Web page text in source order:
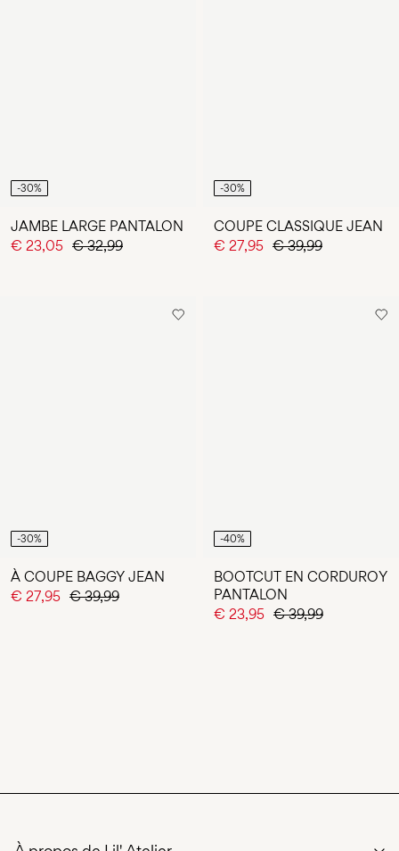
-30%
JAMBE LARGE PANTALON
€ 23,05 € 32,99
-30%
COUPE CLASSIQUE JEAN
€ 27,95 € 39,99
-30%
À COUPE BAGGY JEAN
€ 27,95 € 39,99
-40%
BOOTCUT EN CORDUROY
PANTALON
€ 23,95 € 39,99